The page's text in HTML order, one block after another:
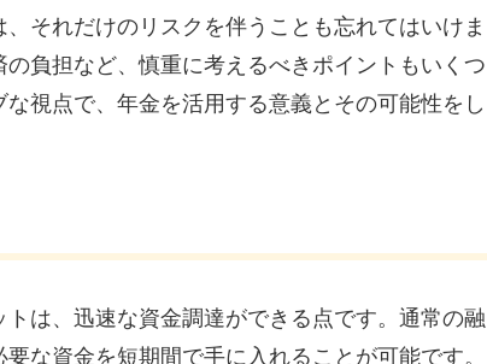
それだけのリスクを伴うことも忘れてはいけま
負担など、慎重に考えるべきポイントもいくつ
視点で、年金を活用する意義とその可能性をし
は、迅速な資金調達ができる点です。通常の融
な資金を短期間で手に入れることが可能です。